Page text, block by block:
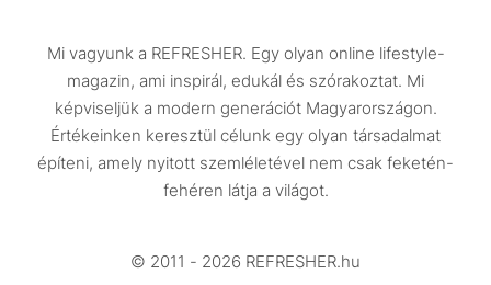
Utazás
Életmód
Design
Beszélgetések
Videó
Mi vagyunk a REFRESHER. Egy olyan online lifestyle-
magazin, ami inspirál, edukál és szórakoztat. Mi
képviseljük a modern generációt Magyarországon.
Értékeinken keresztül célunk egy olyan társadalmat
építeni, amely nyitott szemléletével nem csak feketén-
fehéren látja a világot.
© 2011 - 2026 REFRESHER.hu